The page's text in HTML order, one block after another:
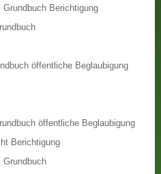
Berichtigung
öffentliche Beglaubigung
öffentliche Beglaubigung
Berichtigung
Grundbuch